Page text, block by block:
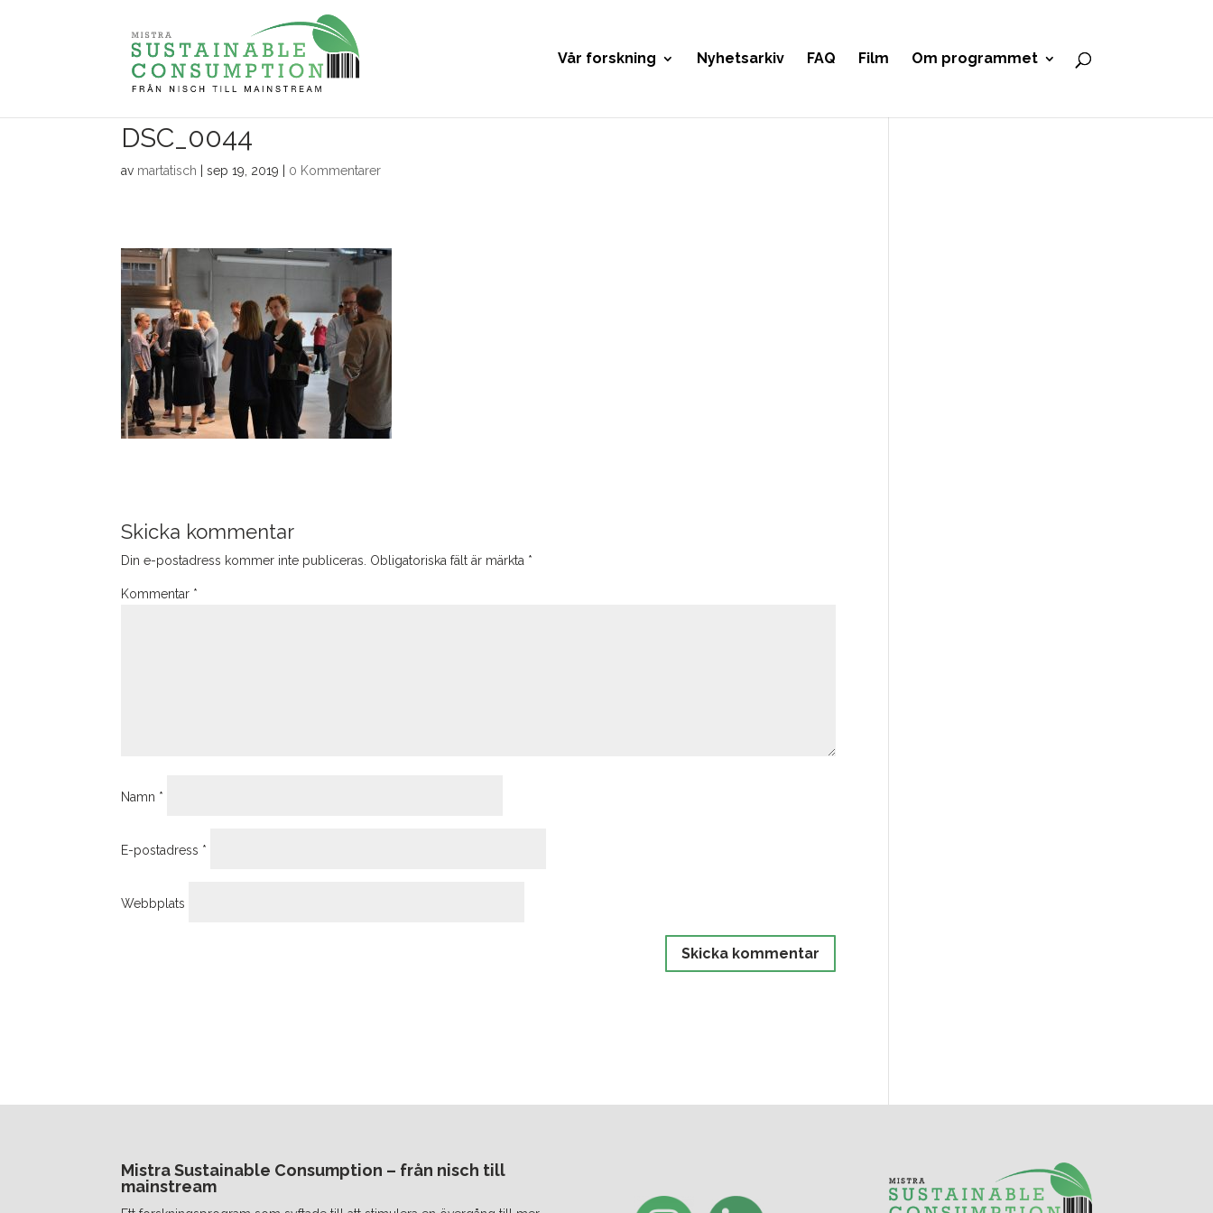
Vår forskning Nyhetsarkiv FAQ Film Om programmet
DSC_0044
av martatisch |sep 19, 2019 0 Kommentarer
Skicka kommentar
Din e-postadress kommer inte publiceras. Obligatoriska fält är märkta *
Kommentar *
Namn *
E-postadress *
Webbplats
Mistra Sustainable Consumption – från nisch till
mainstream